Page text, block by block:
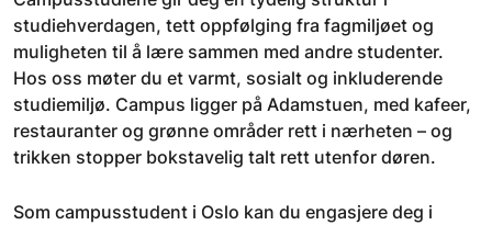
studiehverdagen, tett oppfølging fra fagmiljøet og
muligheten til å lære sammen med andre studenter.
Hos oss møter du et varmt, sosialt og inkluderende
studiemiljø. Campus ligger på Adamstuen, med kafeer,
restauranter og grønne områder rett i nærheten – og
trikken stopper bokstavelig talt rett utenfor døren.
Som campusstudent i Oslo kan du engasjere deg i